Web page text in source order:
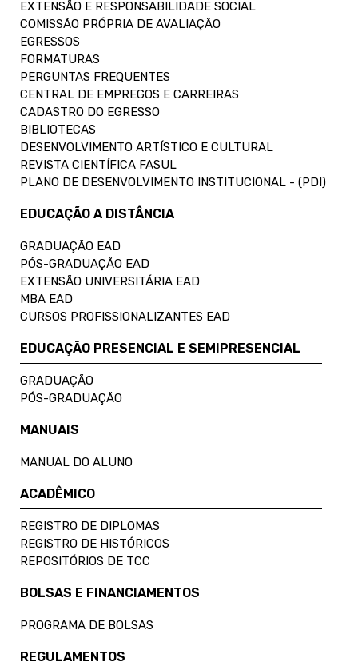
EXTENSÃO E RESPONSABILIDADE SOCIAL
COMISSÃO PRÓPRIA DE AVALIAÇÃO
EGRESSOS
FORMATURAS
PERGUNTAS FREQUENTES
CENTRAL DE EMPREGOS E CARREIRAS
CADASTRO DO EGRESSO
BIBLIOTECAS
DESENVOLVIMENTO ARTÍSTICO E CULTURAL
REVISTA CIENTÍFICA FASUL
PLANO DE DESENVOLVIMENTO INSTITUCIONAL - (PDI)
EDUCAÇÃO A DISTÂNCIA
GRADUAÇÃO EAD
PÓS-GRADUAÇÃO EAD
EXTENSÃO UNIVERSITÁRIA EAD
MBA EAD
CURSOS PROFISSIONALIZANTES EAD
EDUCAÇÃO PRESENCIAL E SEMIPRESENCIAL
GRADUAÇÃO
PÓS-GRADUAÇÃO
MANUAIS
MANUAL DO ALUNO
ACADÊMICO
REGISTRO DE DIPLOMAS
REGISTRO DE HISTÓRICOS
REPOSITÓRIOS DE TCC
BOLSAS E FINANCIAMENTOS
PROGRAMA DE BOLSAS
REGULAMENTOS